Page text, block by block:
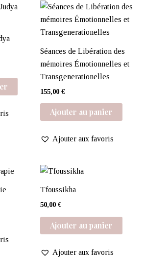
Séances de Libération des
mémoires Émotionnelles et
Transgenerationelles
155,00 €
Ajouter au panier
Ajouter aux favoris
Tfoussikha
50,00 €
Ajouter au panier
Ajouter aux favoris